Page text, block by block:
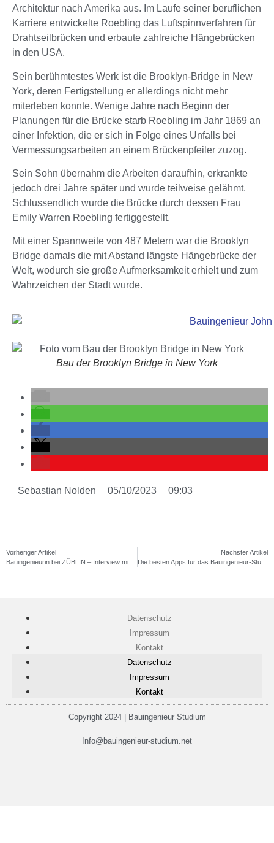
Architektur nach Amerika aus. Im Laufe seiner beruflichen
Karriere entwickelte Roebling das Luftspinnverfahren für
Drahtseilbrücken und erbaute zahlreiche Hängebrücken
in den USA.
Sein berühmtestes Werk ist die Brooklyn-Bridge in New
York, deren Fertigstellung er allerdings nicht mehr
miterleben konnte. Wenige Jahre nach Beginn der
Planungen für die Brücke starb Roebling im Jahr 1869 an
einer Infektion, die er sich in Folge eines Unfalls bei
Vermessungsarbeiten an einem Brückenpfeiler zuzog.
Sein Sohn übernahm die Arbeiten daraufhin, erkrankte
jedoch drei Jahre später und wurde teilweise gelähmt.
Schlussendlich wurde die Brücke durch dessen Frau
Emily Warren Roebling fertiggestellt.
Mit einer Spannweite von 487 Metern war die Brooklyn
Bridge damals die mit Abstand längste Hängebrücke der
Welt, wodurch sie große Aufmerksamkeit erhielt und zum
Wahrzeichen der Stadt wurde.
Bau der Brooklyn Bridge in New York
Sebastian Nolden 05/10/2023 09:03
Vorheriger Artikel
Nächster Artikel
Die besten Apps für das Bauingenieur-Studium (Teil III)
Datenschutz
Impressum
Kontakt
Datenschutz
Impressum
Kontakt
Copyright 2024 | Bauingenieur Studium
Info@bauingenieur-studium.net